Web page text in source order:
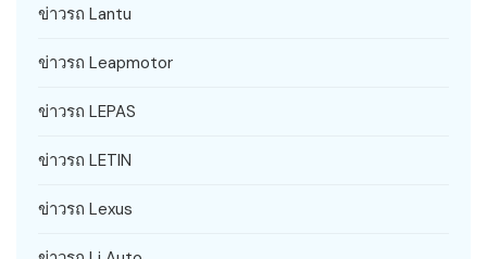
ข่าวรถ Lantu
ข่าวรถ Leapmotor
ข่าวรถ LEPAS
ข่าวรถ LETIN
ข่าวรถ Lexus